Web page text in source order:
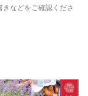
などをご確認くださ